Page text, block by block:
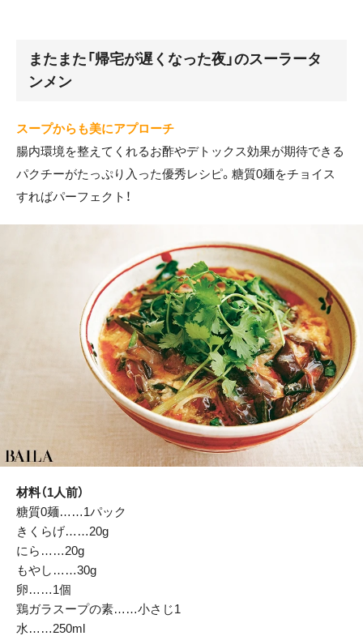
またまた「帰宅が遅くなった夜」のスーラータ
ンメン
スープからも美にアプローチ
腸内環境を整えてくれるお酢やデトックス効果が期待できる
パクチーがたっぷり入った優秀レシピ。糖質0麺をチョイス
すればパーフェクト！
材料（1人前）
糖質0麺……1パック
きくらげ……20g
にら……20g
もやし……30g
卵……1個
鶏ガラスープの素……小さじ1
水……250ml